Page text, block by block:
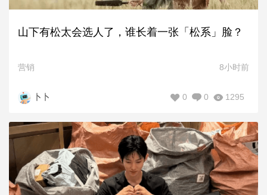
山下有松太会选人了，谁长着一张「松系」脸？
营销 8小时前
卜卜 1295
0
0